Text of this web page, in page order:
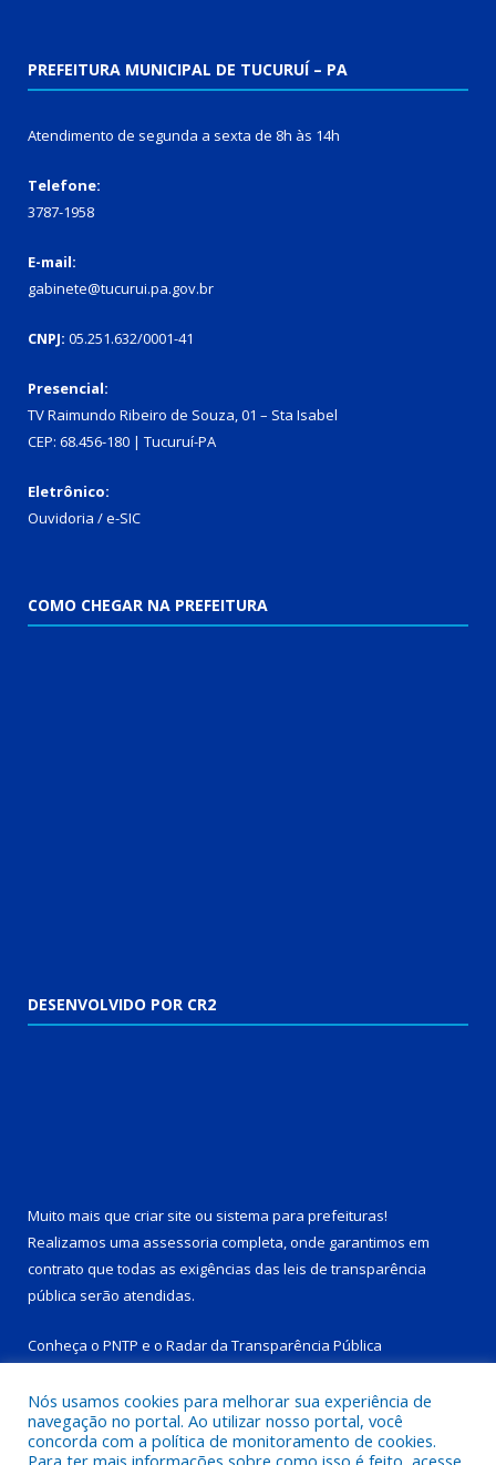
PREFEITURA MUNICIPAL DE TUCURUÍ – PA
Atendimento de segunda a sexta de 8h às 14h
Telefone:
3787-1958
E-mail:
gabinete@tucurui.pa.gov.br
CNPJ: 05.251.632/0001-41
Presencial:
TV Raimundo Ribeiro de Souza, 01 – Sta Isabel
CEP: 68.456-180 | Tucuruí-PA
Eletrônico:
Ouvidoria /e-SIC
COMO CHEGAR NA PREFEITURA
DESENVOLVIDO POR CR2
Muito mais que criar site ou sistema para prefeituras!
Realizamos uma assessoria completa, onde garantimos em
contrato que todas as exigências das leis de transparência
pública serão atendidas.
Conheça o PNTP e o Radar da Transparência Pública
Nós usamos cookies para melhorar sua experiência de
navegação no portal. Ao utilizar nosso portal, você
concorda com a política de monitoramento de cookies.
Para ter mais informações sobre como isso é feito, acesse